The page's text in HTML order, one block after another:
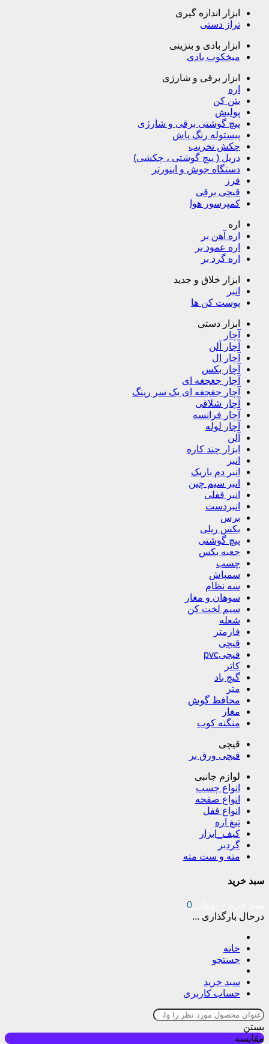
ابزار اندازه گیری
تراز دستی
ابزار بادی و بنزینی
میخکوب بادی
ابزار برقی و شارژی
اره
بتن کن
پولیش
پیچ گوشتی برقی و شارژی
پیستوله رنگ پاش
چکش تخریب
دریل ( پیچ گوشتی ، چکشی)
دستگاه جوش و اینورتر
فرز
قیچی برقی
کمپرسور هوا
اره
اره آهن بر
اره عمود بر
اره گرد بر
ابزار خلاق و جدید
انبر
پوست کن ها
ابزار دستی
آچار
آچار آلن
آچار ال
آچار بکس
آچار جغجغه ای
آچار جغجغه ای یک سر رینگ
آچار شلاقی
آچار فرانسه
آچار لوله
آلن
ابزار چند کاره
انبر
انبر دم باریک
انبر سیم چین
انبر قفلی
انبردست
برس
بکس ریلی
پیچ گوشتی
جعبه بکس
چسب
سمپاش
سه نظام
سوهان و مغار
سیم لخت کن
شعله
فازمتر
قیچی
قیچیpvc
کاتر
گیچ باد
متر
محافظ گوش
مغار
منگنه کوب
قیچی
قیچی ورق بر
لوازم جانبی
انواع چسب
انواع صفحه
انواع قفل
تیغ اره
کیف_ابزار
گردبر
مته و ست مته
سبد خرید
0
درحال بارگذاری ...
خانه
جستجو
سبد خرید
حساب کاربری
بستن
مقایسه